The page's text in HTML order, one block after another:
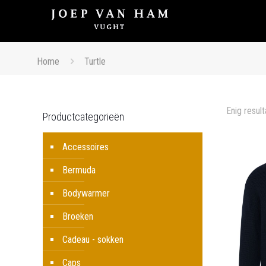
Home Turtle
Enig
Productcategorieën
Accessoires
Bermuda
Bodywarmer
Broeken
Cadeau - sokken
Caps